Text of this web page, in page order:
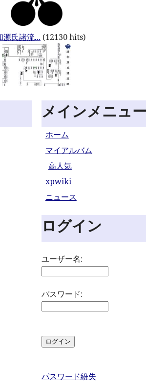
源氏諸流... (12130 hits)
メインメニュ
ホーム
マイアルバム
高人気
xpwiki
ニュース
ログイン
ユーザー名:
パスワード:
パスワード紛失